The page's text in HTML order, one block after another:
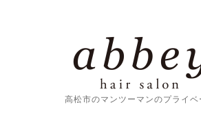
高松市のマンツーマンのプライベ